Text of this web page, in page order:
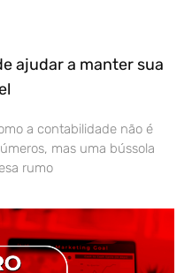
ajudar a manter sua
a contabilidade não é
mas uma bússola
rumo